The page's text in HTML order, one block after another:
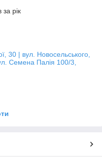
за рік
30 | вул. Новосельського,
Семена Палія 100/3,